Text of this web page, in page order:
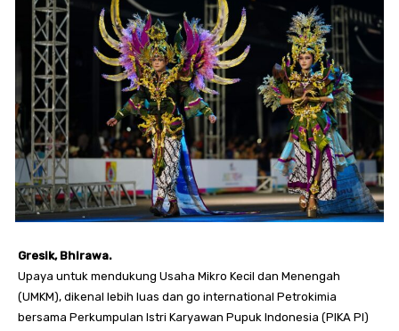
Gresik, Bhirawa.
Upaya untuk mendukung Usaha Mikro Kecil dan Menengah
(UMKM), dikenal lebih luas dan go international Petrokimia
bersama Perkumpulan Istri Karyawan Pupuk Indonesia (PIKA PI)